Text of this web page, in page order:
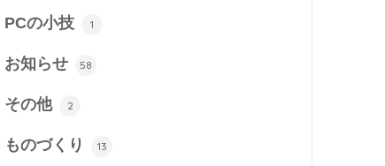
PCの小技 1
お知らせ 58
その他 2
ものづくり 13